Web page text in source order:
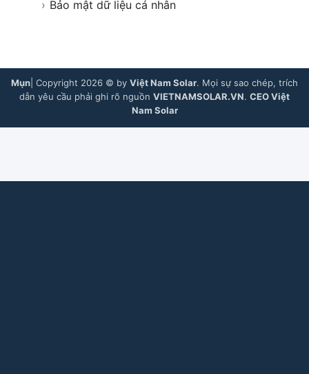
› Bảo mật dữ liệu cá nhân
Mụn | Copyright 2026 © by Việt Nam Solar. Mọi sự sao chép, trích
dẫn yêu cầu phải ghi rõ nguồn VIETNAMSOLAR.VN. CEO Việt
Nam Solar